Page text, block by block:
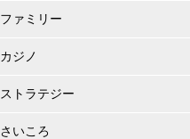
ファミリー
カジノ
ストラテジー
さいころ